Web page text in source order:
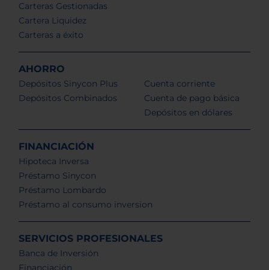
Carteras Gestionadas
Cartera Liquidez
Carteras a éxito
AHORRO
Depósitos Sinycon Plus
Depósitos Combinados
Cuenta corriente
Cuenta de pago básica
Depósitos en dólares
FINANCIACIÓN
Hipoteca Inversa
Préstamo Sinycon
Préstamo Lombardo
Préstamo al consumo inversion
SERVICIOS PROFESIONALES
Banca de Inversión
Financiación